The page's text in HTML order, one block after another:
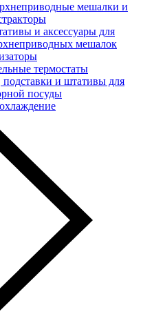
мешалки и
и аксессуары для
мешалок
термостаты
и штативы для
посуды